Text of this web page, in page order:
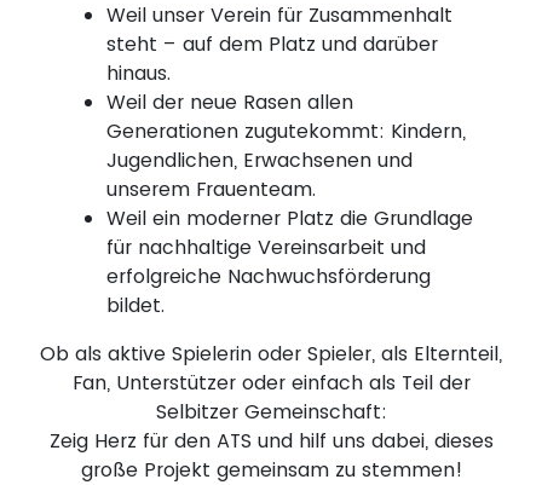
Weil unser Verein für Zusammenhalt
steht – auf dem Platz und darüber
hinaus.
Weil der neue Rasen allen
Generationen zugutekommt: Kindern,
Jugendlichen, Erwachsenen und
unserem Frauenteam.
Weil ein moderner Platz die Grundlage
für nachhaltige Vereinsarbeit und
erfolgreiche Nachwuchsförderung
bildet.
Ob als aktive Spielerin oder Spieler, als Elternteil,
Fan, Unterstützer oder einfach als Teil der
Selbitzer Gemeinschaft:
Zeig Herz für den ATS und hilf uns dabei, dieses
große Projekt gemeinsam zu stemmen!